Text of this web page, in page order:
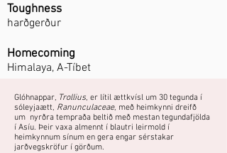
Toughness
harðgerður
Homecoming
Himalaya, A-Tíbet
Glóhnappar, Trollius, er lítil ættkvísl um 30 tegunda í
sóleyjaætt, Ranunculaceae, með heimkynni dreifð
um nyrðra tempraða beltið með mestan tegundafjölda
í Asíu. Þeir vaxa almennt í blautri leirmold í
heimkynnum sínum en gera engar sérstakar
jarðvegskröfur í görðum.